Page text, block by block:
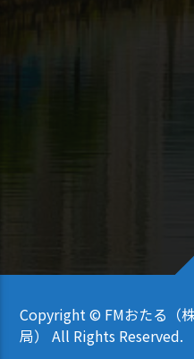
Copyright © FMおたる（
局） All Rights Reserved.